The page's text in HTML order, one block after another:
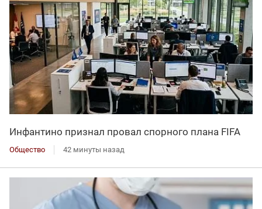
Инфантино признал провал спорного плана FIFA
Общество 42 минуты назад